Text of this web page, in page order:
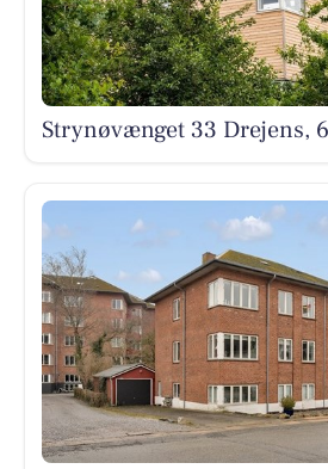
Strynøvænget 33 Drejens,